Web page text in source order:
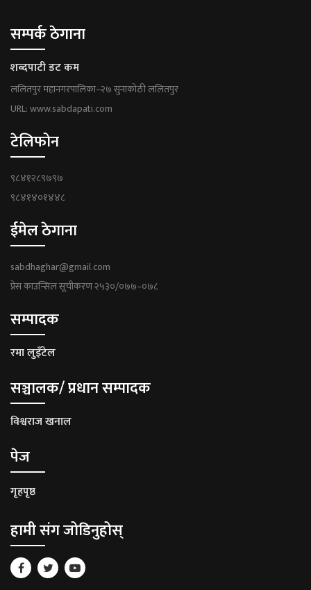
सम्पर्क ठेगाना
शब्दपाटी डट कम
ललितपुर महानगरपालिका–२७ सुनाकोठी ललितपुर
URL: www.sabdapati.com
टेलिफोन
९८४१२८९७९७
९८४१४०१४४८
ईमेल ठेगाना
sabdhaghar@gmail.com
प्रेस काउन्सिल सूचीकरण २५३०/०७७–०७८
सम्पादक
रमा लुइँटेल
सञ्चालक/ प्रधान सम्पादक
विश्वराज खनाल
पेज
गृहपृष्ठ
हामी संग जोडिनुहोस्